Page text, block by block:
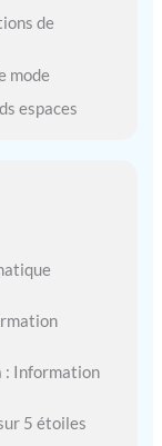
de
mode
espaces
: Information
5 étoiles